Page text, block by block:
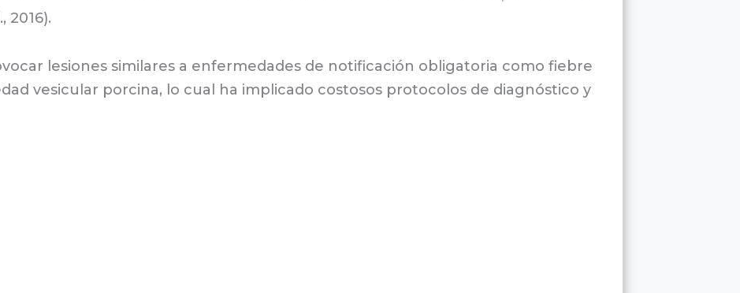
2016).
lesiones similares a enfermedades de notificación obligatoria como fiebre
vesicular porcina, lo cual ha implicado costosos protocolos de diagnóstico y